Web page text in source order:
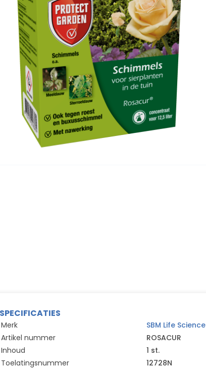
11
31(0)653342 111
SPECIFICATIES
Merk
SBM Life Science
Artikel nummer
ROSACUR
Inhoud
1 st.
Toelatingsnummer
12728N